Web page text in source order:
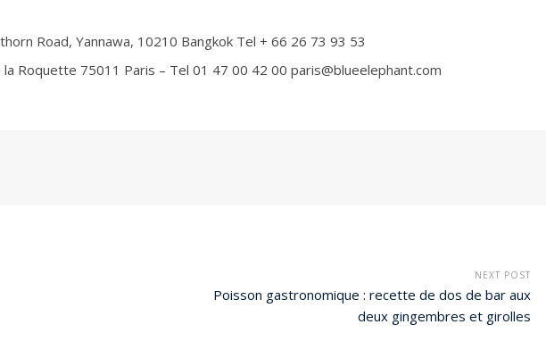
Road, Yannawa, 10210 Bangkok Tel + 66 26 73 93 53
Roquette 75011 Paris – Tel 01 47 00 42 00 paris@blueelephant.com
NEXT POST
Poisson gastronomique : recette de dos de bar aux
deux gingembres et girolles